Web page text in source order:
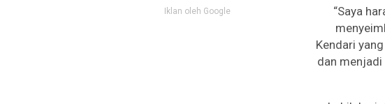
Iklan oleh Google
“Saya
Kendari
dan menjadi